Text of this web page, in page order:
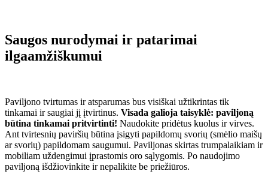
Saugos nurodymai ir patarimai
ilgaamžiškumui
Paviljono tvirtumas ir atsparumas bus visiškai užtikrintas tik
tinkamai ir saugiai jį įtvirtinus. Visada galioja taisyklė: paviljoną
būtina tinkamai pritvirtinti! Naudokite pridėtus kuolus ir virves.
Ant tvirtesnių paviršių būtina įsigyti papildomų svorių (smėlio maišų
ar svorių) papildomam saugumui. Paviljonas skirtas trumpalaikiam ir
mobiliam uždengimui įprastomis oro sąlygomis. Po naudojimo
paviljoną išdžiovinkite ir nepalikite be priežiūros.